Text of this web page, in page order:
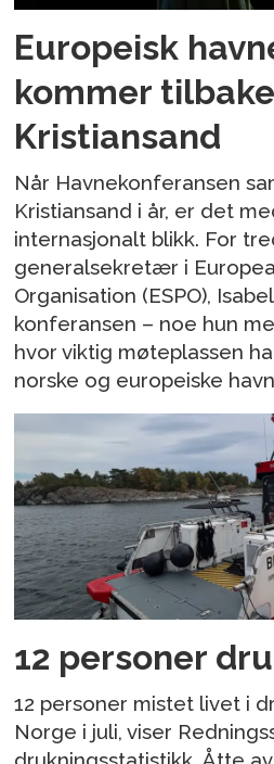
Europeisk
kommer
Kristiansand
Når Havnekonferansen
Kristiansand i år, er det
internasjonalt blikk. For
generalsekretær i
Organisation (ESPO),
konferansen – noe hun
hvor viktig møteplassen
norske og europeiske
12 personer
12 personer mistet livet i
Norge i juli, viser
drukningsstatistikk. Åtte